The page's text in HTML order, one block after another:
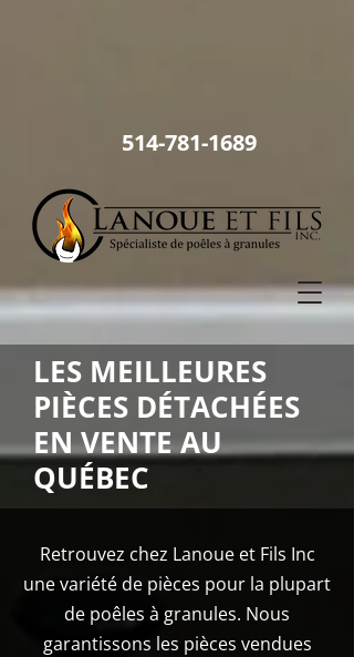
514-781-1689
LES MEILLEURES
PIÈCES DÉTACHÉES
EN VENTE AU
QUÉBEC
Retrouvez chez Lanoue et Fils Inc
une variété de pièces pour la plupart
de poêles à granules. Nous
garantissons les pièces vendues